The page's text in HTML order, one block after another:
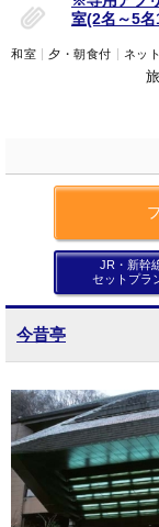
室(2名～5名
和室 夕・朝食付 ネッ
JR・新幹
セットプラ
今昔亭